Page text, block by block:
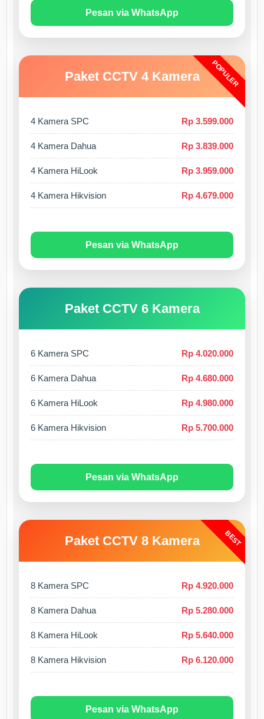
Pesan via WhatsApp
POPULER
Paket CCTV 4 Kamera
4 Kamera SPC Rp 3.599.000
4 Kamera Dahua Rp 3.839.000
4 Kamera HiLook Rp 3.959.000
4 Kamera Hikvision Rp 4.679.000
Pesan via WhatsApp
Paket CCTV 6 Kamera
6 Kamera SPC Rp 4.020.000
6 Kamera Dahua Rp 4.680.000
6 Kamera HiLook Rp 4.980.000
6 Kamera Hikvision Rp 5.700.000
Pesan via WhatsApp
BEST
Paket CCTV 8 Kamera
8 Kamera SPC Rp 4.920.000
8 Kamera Dahua Rp 5.280.000
8 Kamera HiLook Rp 5.640.000
8 Kamera Hikvision Rp 6.120.000
Pesan via WhatsApp